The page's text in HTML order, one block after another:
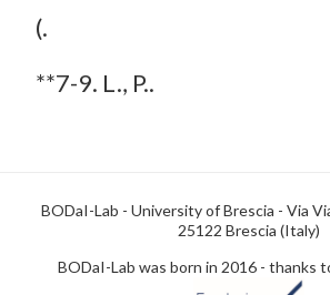
(.
**7-9. L., P..
BODaI-Lab - University of Brescia - Via
25122 Brescia (Italy)
BODaI-Lab was born in 2016 - thanks